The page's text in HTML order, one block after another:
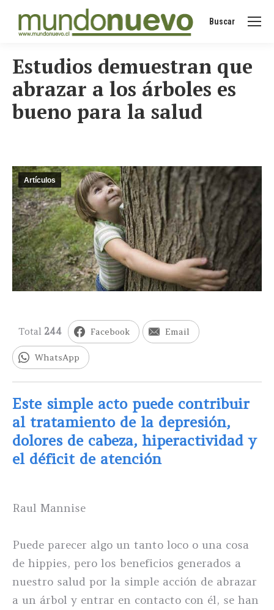
Buscar:
Buscar
Estudios demuestran que
abrazar a los árboles es
bueno para la salud
Artículos
Total 244 Facebook Email
WhatsApp
Este simple acto puede contribuir
al tratamiento de la depresión,
dolores de cabeza, hiperactividad y
el déficit de atención
Raul Mannise
Puede parecer algo un tanto loco o una cosa
de hippies, pero los beneficios generados a
nuestro salud por la simple acción de abrazar
a un árbol y entrar en contacto con él, se han